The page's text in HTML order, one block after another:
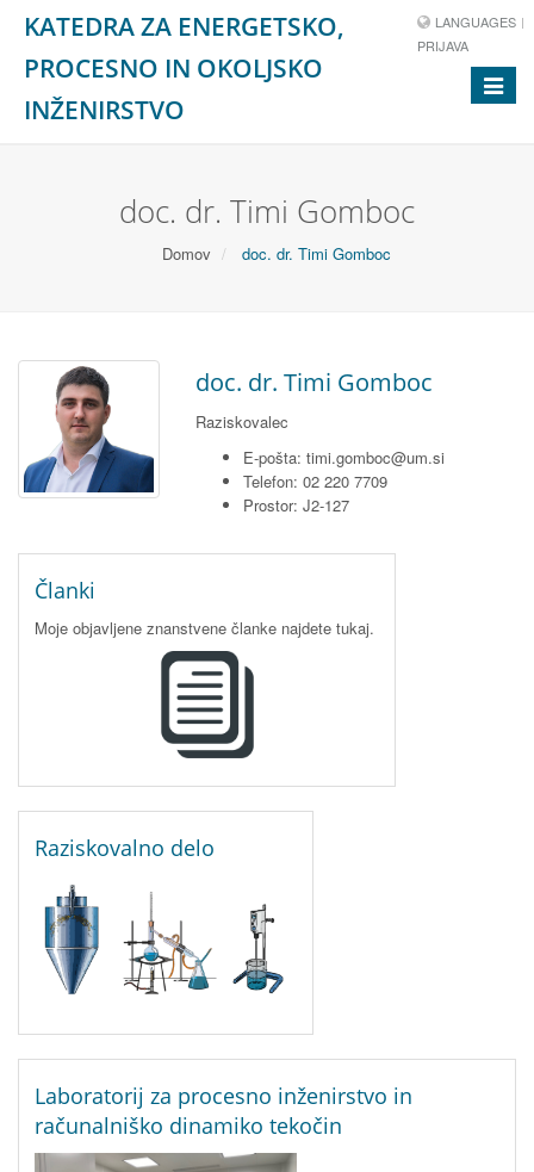
KATEDRA ZA ENERGETSKO,
PROCESNO IN OKOLJSKO
INŽENIRSTVO
LANGUAGES
PRIJAVA
Toggle
doc. dr. Timi Gomboc
Domov doc. dr. Timi Gomboc
doc. dr. Timi Gomboc
Raziskovalec
E-pošta: timi.gomboc@um.si
Telefon: 02 220 7709
Prostor: J2-127
Članki
Moje objavljene znanstvene članke najdete tukaj.
Raziskovalno delo
Laboratorij za procesno inženirstvo in
računalniško dinamiko tekočin